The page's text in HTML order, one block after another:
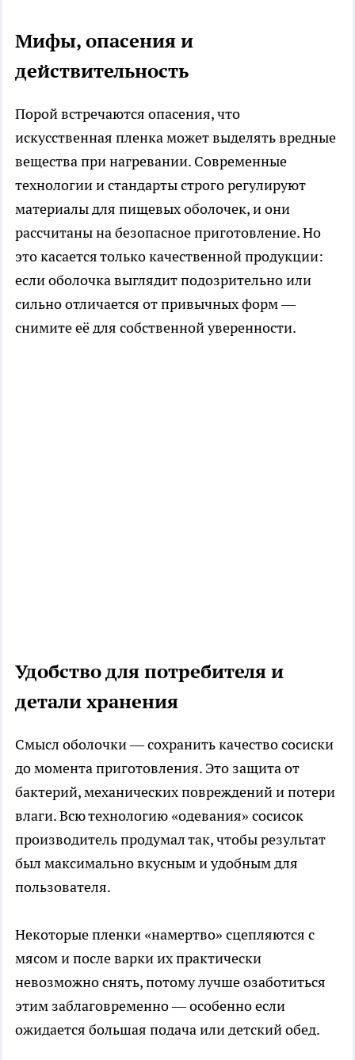
Мифы, опасения и
действительность
Порой встречаются опасения, что
искусственная пленка может выделять вредные
вещества при нагревании. Современные
технологии и стандарты строго регулируют
материалы для пищевых оболочек, и они
рассчитаны на безопасное приготовление. Но
это касается только качественной продукции:
если оболочка выглядит подозрительно или
сильно отличается от привычных форм —
снимите её для собственной уверенности.
Удобство для потребителя и
детали хранения
Смысл оболочки — сохранить качество сосиски
до момента приготовления. Это защита от
бактерий, механических повреждений и потери
влаги. Всю технологию «одевания» сосисок
производитель продумал так, чтобы результат
был максимально вкусным и удобным для
пользователя.
Некоторые пленки «намертво» сцепляются с
мясом и после варки их практически
невозможно снять, потому лучше озаботиться
этим заблаговременно — особенно если
ожидается большая подача или детский обед.